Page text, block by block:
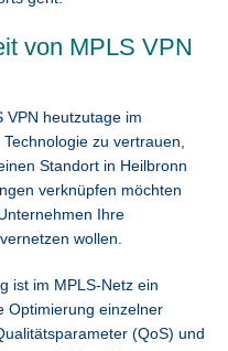
von MPLS VPN
VPN heutzutage im
zu vertrauen,
Standort in Heilbronn
verknüpfen möchten
Ihre
wollen.
ist im MPLS-Netz ein
Optimierung einzelner
(QoS) und